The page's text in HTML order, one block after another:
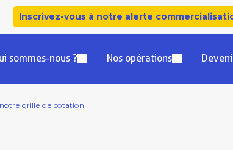
Inscrivez-vous à notre alerte
sommes-nous ? Nos opérations
grille de cotation